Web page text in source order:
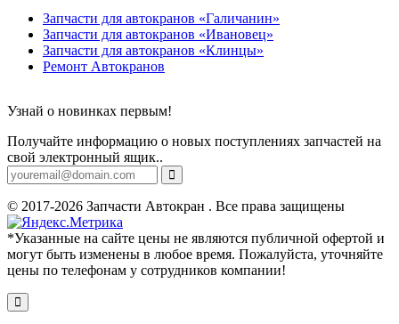
Запчасти для автокранов «Галичанин»
Запчасти для автокранов «Ивановец»
Запчасти для автокранов «Клинцы»
Ремонт Автокранов
Узнай о новинках первым!
Получайте информацию о новых поступлениях запчастей на
свой электронный ящик..
© 2017-2026 Запчасти Автокран . Все права защищены
*Указанные на сайте цены не являются публичной офертой и
могут быть изменены в любое время. Пожалуйста, уточняйте
цены по телефонам у сотрудников компании!